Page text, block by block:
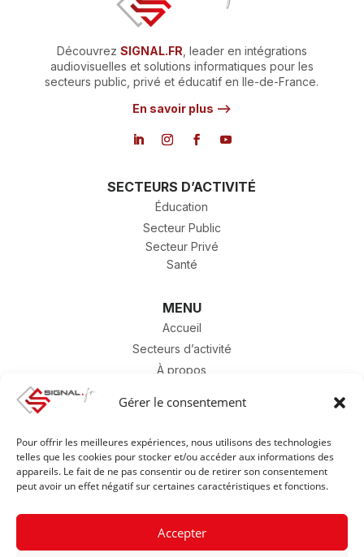
Gérer le consentement
Pour offrir les meilleures expériences, nous utilisons des technologies
telles que les cookies pour stocker et/ou accéder aux informations des
appareils. Le fait de ne pas consentir ou de retirer son consentement
peut avoir un effet négatif sur certaines caractéristiques et fonctions.
Accepter
Découvrez SIGNAL.FR , leader en intégrations
audiovisuelles et solutions informatiques pour les
secteurs public, privé et éducatif en Ile-de-France.
En savoir plus –>
SECTEURS D’ACTIVITÉ
Éducation
Secteur Public
Secteur Privé
Santé
MENU
Accueil
Secteurs d’activité
À propos
Catalogue
Mentions légales & Politique de confidentialité
CGV